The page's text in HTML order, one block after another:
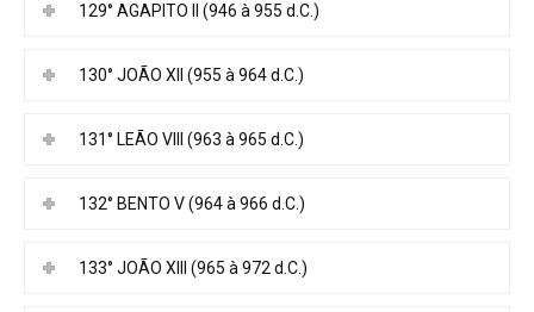
129° AGAPITO II (946 à 955 d.C.)
130° JOÃO XII (955 à 964 d.C.)
131° LEÃO VIII (963 à 965 d.C.)
132° BENTO V (964 à 966 d.C.)
133° JOÃO XIII (965 à 972 d.C.)